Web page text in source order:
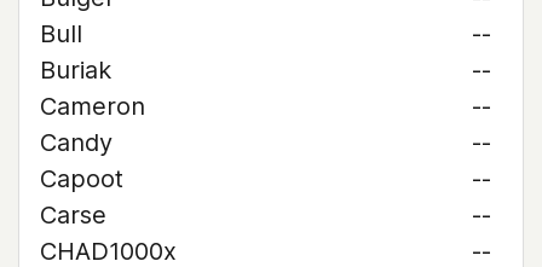
Bull
--
Buriak
--
Cameron
--
Candy
--
Capoot
--
Carse
--
CHAD1000x
--